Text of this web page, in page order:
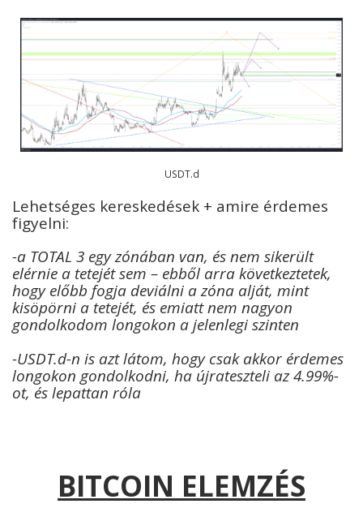
USDT.d
Lehetséges kereskedések + amire érdemes
figyelni:
-a TOTAL 3 egy zónában van, és nem sikerült
elérnie a tetejét sem – ebből arra következtetek,
hogy előbb fogja deviálni a zóna alját, mint
kisöpörni a tetejét, és emiatt nem nagyon
gondolkodom longokon a jelenlegi szinten
-USDT.d-n is azt látom, hogy csak akkor érdemes
longokon gondolkodni, ha újrateszteli az 4.99%-
ot, és lepattan róla
BITCOIN ELEMZÉS